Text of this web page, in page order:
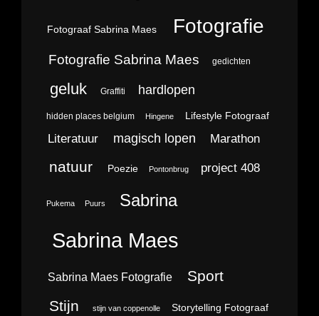
Fotograaf Sabrina Maes Fotografie
Fotografie Sabrina Maes gedichten
geluk Graffiti hardlopen
hidden places belgium Hingene Lifestyle Fotograaf
Literatuur magisch lopen Marathon
natuur Poezie Pontonbrug project 408
Pukema Puurs Sabrina
Sabrina Maes
Sabrina Maes Fotografie Sport
Stijn stijn van coppenolle Storytelling Fotograaf